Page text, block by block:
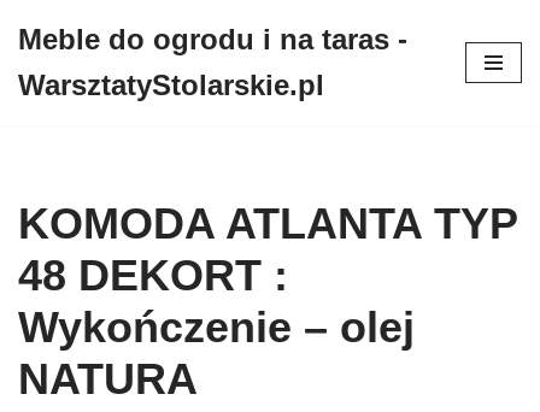
do
Meble do ogrodu i na taras -
WarsztatyStolarskie.pl
KOMODA ATLANTA TYP
48 DEKORT :
Wykończenie – olej
NATURA